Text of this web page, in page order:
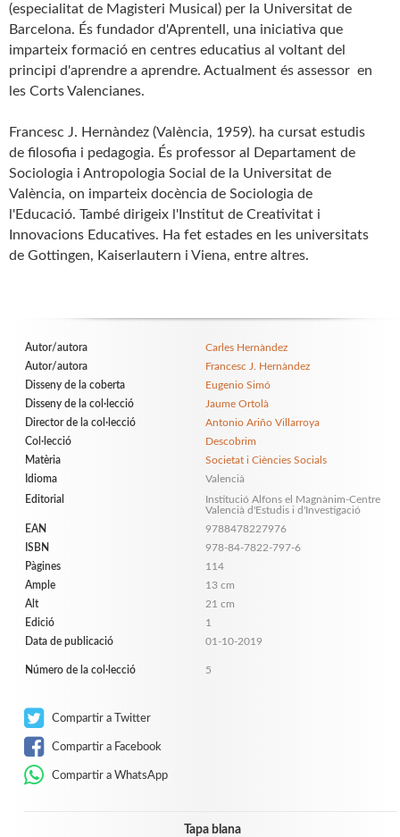
(especialitat de Magisteri Musical) per la Universitat de
Barcelona. És fundador d'Aprentell, una iniciativa que
imparteix formació en centres educatius al voltant del
principi d'aprendre a aprendre. Actualment és assessor en
les Corts Valencianes.
Francesc J. Hernàndez (València, 1959). ha cursat estudis
de filosofia i pedagogia. És professor al Departament de
Sociologia i Antropologia Social de la Universitat de
València, on imparteix docència de Sociologia de
l'Educació. També dirigeix l'Institut de Creativitat i
Innovacions Educatives. Ha fet estades en les universitats
de Gottingen, Kaiserlautern i Viena, entre altres.
Autor/autora
Carles Hernàndez
Autor/autora
Francesc J. Hernàndez
Disseny de la coberta
Eugenio Simó
Disseny de la col·lecció
Jaume Ortolà
Director de la col·lecció
Antonio Ariño Villarroya
Col·lecció
Descobrim
Matèria
Societat i Ciències Socials
Idioma
Valencià
Editorial
Institució Alfons el Magnànim-Centre
Valencià d'Estudis i d'Investigació
EAN
9788478227976
ISBN
978-84-7822-797-6
Pàgines
114
Ample
13 cm
Alt
21 cm
Edició
1
Data de publicació
01-10-2019
Número de la col·lecció 5
Compartir a Twitter
Compartir a Facebook
Compartir a WhatsApp
Tapa blana